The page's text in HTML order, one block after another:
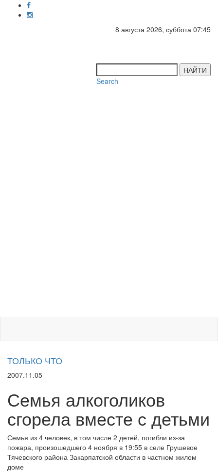
8 августа 2026, суббота 07:45
НАЙТИ
Search
ТОЛЬКО ЧТО
2007.11.05
Семья алкоголиков
сгорела вместе с детьми
Семья из 4 человек, в том числе 2 детей, погибли из-за
пожара, произошедшего 4 ноября в 19:55 в селе Грушевое
Тячевского района Закарпатской области в частном жилом
доме